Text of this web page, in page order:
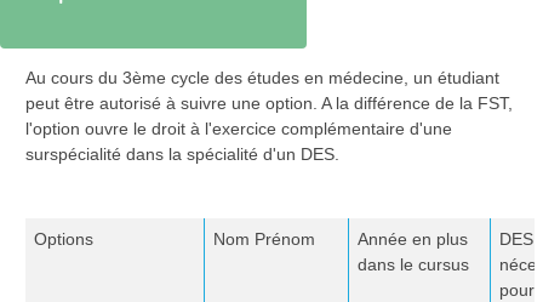
Mon parcours formation Options
Au cours du 3ème cycle des études en médecine, un étudiant
peut être autorisé à suivre une option. A la différence de la FST,
l'option ouvre le droit à l'exercice complémentaire d'une
surspécialité dans la spécialité d'un DES.
Options Nom Prénom
Année en plus
dans le cursus
DES
pour